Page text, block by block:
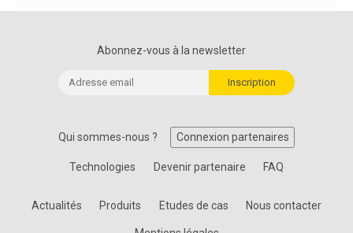
Abonnez-vous à la newsletter
Qui sommes-nous ? Connexion partenaires
Technologies Devenir partenaire FAQ
Actualités Produits Etudes de cas Nous contacter